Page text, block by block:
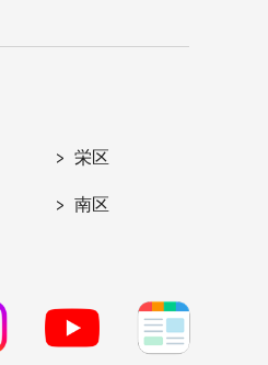
栄区
南区